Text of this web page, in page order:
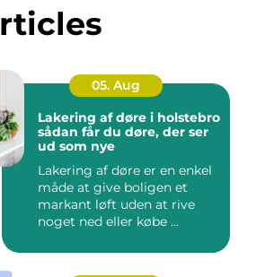
05. Aug
Lakering af døre i holstebro
sådan får du døre, der ser
ud som nye
Lakering af døre er en enkel
måde at give boligen et
markant løft uden at rive
noget ned eller købe ...